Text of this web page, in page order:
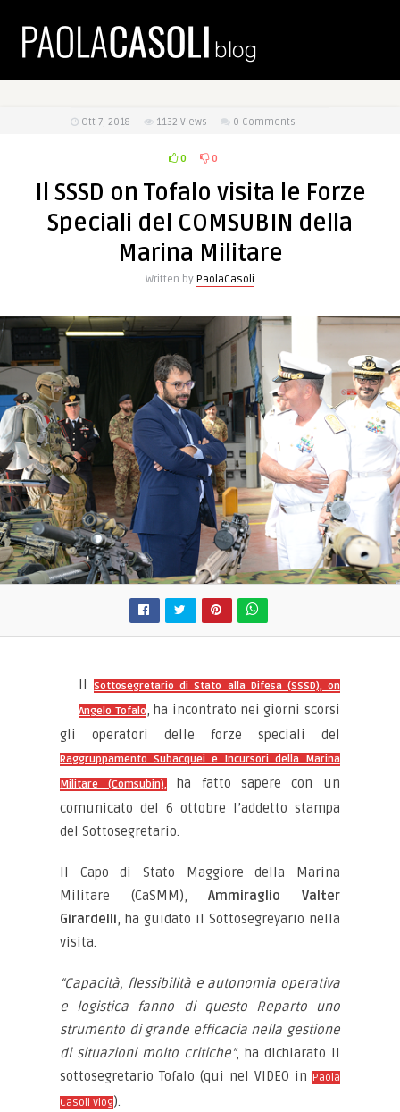
Ott 7, 2018 1132 Views 0 Comments
0 0
Il SSSD on Tofalo visita le Forze
Speciali del COMSUBIN della
Marina Militare
Written by PaolaCasoli
IlSottosegretario di Stato alla Difesa (SSSD), on
Angelo Tofalo, ha incontrato nei giorni scorsi
gli operatori delle forze speciali del
Raggruppamento Subacquei e Incursori della Marina
Militare (Comsubin),ha fatto sapere con un
comunicato del 6 ottobre l’addetto stampa
del Sottosegretario.
Il Capo di Stato Maggiore della Marina
Militare (CaSMM),Ammiraglio Valter
Girardelli, ha guidato il Sottosegreyario nella
visita.
“Capacità, flessibilità e autonomia operativa
e logistica fanno di questo Reparto uno
strumento di grande efficacia nella gestione
di situazioni molto critiche”, ha dichiarato il
sottosegretario Tofalo (qui nel VIDEO in Paola
Casoli Vlog).